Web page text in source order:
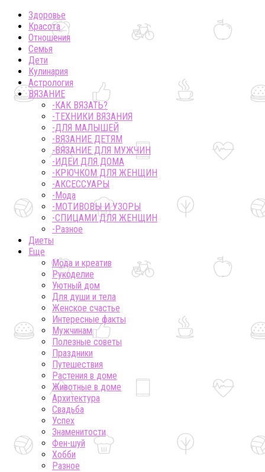
Здоровье
Красота
Отношения
Семья
Дети
Кулинария
Астрология
ВЯЗАНИЕ
-КАК ВЯЗАТЬ?
-ТЕХНИКИ ВЯЗАНИЯ
-ДЛЯ МАЛЫШЕЙ
-ВЯЗАНИЕ ДЕТЯМ
-ВЯЗАНИЕ ДЛЯ МУЖЧИН
-ИДЕИ ДЛЯ ДОМА
-КРЮЧКОМ ДЛЯ ЖЕНЩИН
-AКСЕССУАРЫ
-Мода
-МОТИВОВЫ И УЗОРЫ
-СПИЦАМИ ДЛЯ ЖЕНЩИН
-Разное
Диеты
Еще
Мода и креатив
Рукоделие
Уютный дом
Для души и тела
Женское счастье
Интересные факты
Мужчинам
Полезные советы
Праздники
Путешествия
Растения в доме
Животные в доме
Архитектура
Свадьба
Успех
Знаменитости
Фен-шуй
Хобби
Разное